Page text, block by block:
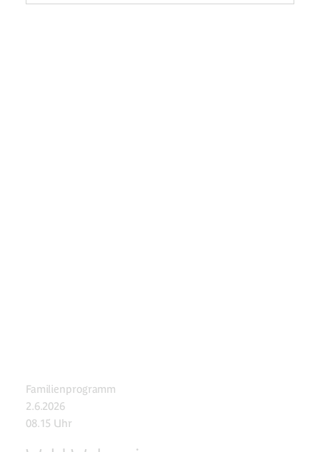
Familienprogramm
2.6.2026
08.15 Uhr